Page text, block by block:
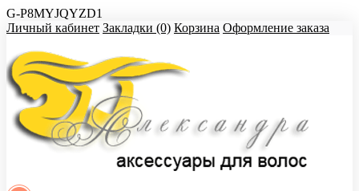
G-P8MYJQYZD1
Личный кабинет Закладки (0) Корзина Оформление заказа